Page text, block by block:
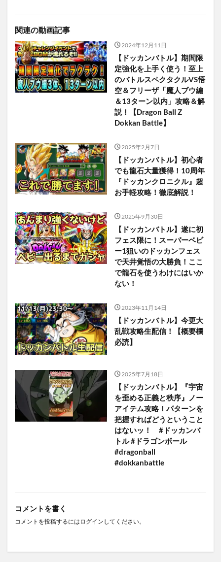
関連の動画記事
2024年12月11日
【ドッカンバトル】期間限
定強化を上手く使う！至上
のバトルスペクタクルVS悟
空＆フリーザ「魔人ブウ編
＆13ターン以内」攻略＆解
説！【Dragon Ball Z
Dokkan Battle】
2025年2月7日
【ドッカンバトル】初心者
でも龍石大量獲得！10周年
『ドッカンクロニクル』超
お手軽攻略！徹底解説！
2025年9月30日
【ドッカンバトル】遂に初
フェス限に！スーパーベビ
ー1狙いのドッカンフェス
で天井覚悟の大勝負！ここ
で龍石を使うわけにはいか
ない！
2023年11月14日
【ドッカンバトル】今更大
乱戦攻略生配信！【概要欄
必読】
2025年7月18日
【ドッカンバトル】『宇宙
を歪める正義と秩序』ノー
アイテム攻略！パターンを
把握すればどうということ
はないッ！ #ドッカンバ
トル #ドラゴンボール
#dragonball
#dokkanbattle
コメントを書く
コメントを投稿するには ログイン してください。